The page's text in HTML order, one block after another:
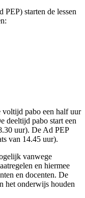
starten de lessen
pabo een half uur
deeltijd pabo start een
uur). De Ad PEP
van 14.45 uur).
vanwege
en hiermee
en docenten. De
het onderwijs houden